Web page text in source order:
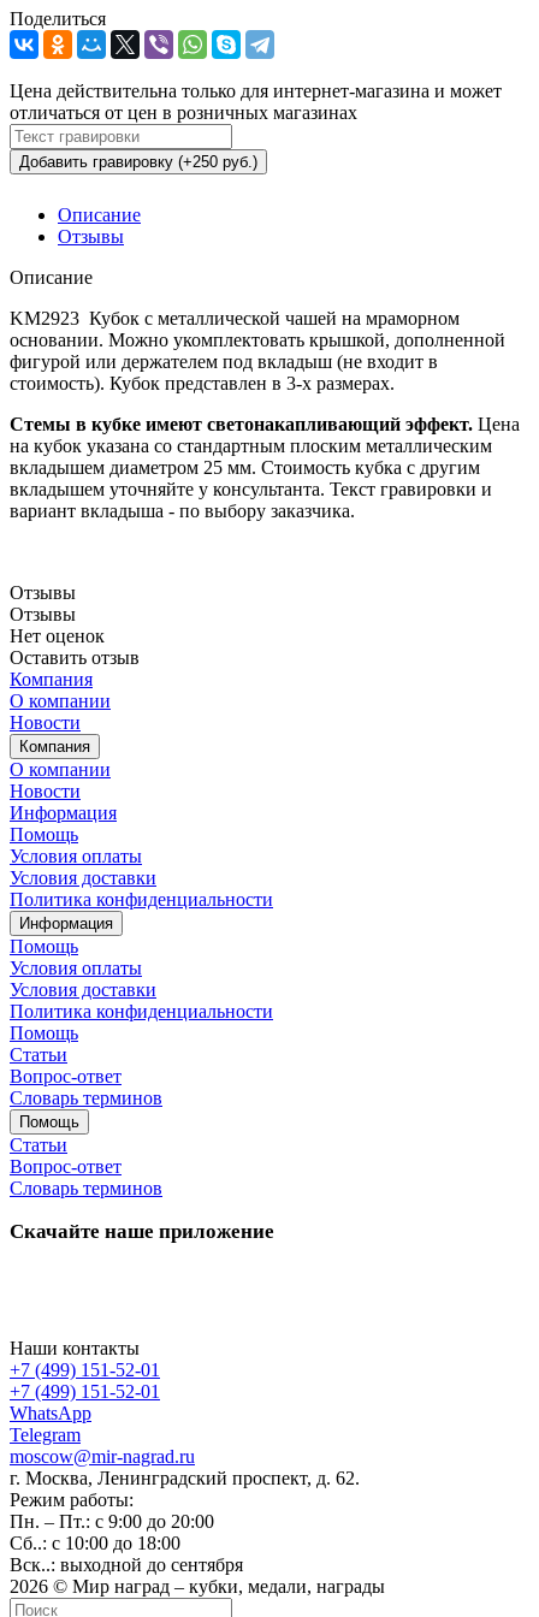
Поделиться
Цена действительна только для интернет-магазина и может
отличаться от цен в розничных магазинах
Добавить гравировку (+250 руб.)
Описание
Отзывы
Описание
KM2923 Кубок с металлической чашей на мраморном
основании. Можно укомплектовать крышкой, дополненной
фигурой или держателем под вкладыш (не входит в
стоимость). Кубок представлен в 3-х размерах.
Стемы в кубке имеют светонакапливающий эффект. Цена
на кубок указана со стандартным плоским металлическим
вкладышем диаметром 25 мм. Стоимость кубка с другим
вкладышем уточняйте у консультанта. Текст гравировки и
вариант вкладыша - по выбору заказчика.
Отзывы
Отзывы
Нет оценок
Оставить отзыв
Компания
О компании
Новости
Компания
О компании
Новости
Информация
Помощь
Условия оплаты
Условия доставки
Политика конфиденциальности
Информация
Помощь
Условия оплаты
Условия доставки
Политика конфиденциальности
Помощь
Статьи
Вопрос-ответ
Словарь терминов
Помощь
Статьи
Вопрос-ответ
Словарь терминов
Скачайте наше приложение
Наши контакты
+7 (499) 151-52-01
+7 (499) 151-52-01
WhatsApp
Telegram
moscow@mir-nagrad.ru
г. Москва, Ленинградский проспект, д. 62.
Режим работы:
Пн. – Пт.: с 9:00 до 20:00
Сб..: с 10:00 до 18:00
Вск..: выходной до сентября
2026 © Мир наград – кубки, медали, награды